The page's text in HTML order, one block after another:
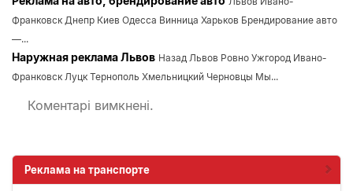
Франковск Днепр Киев Одесса Винница Харьков Брендирование авто
—...
Наружная реклама Львов Назад Львов Ровно Ужгород Ивано-
Франковск Луцк Тернополь Хмельницкий Черновцы Мы...
Коментарі вимкнені.
Реклама на транспорте